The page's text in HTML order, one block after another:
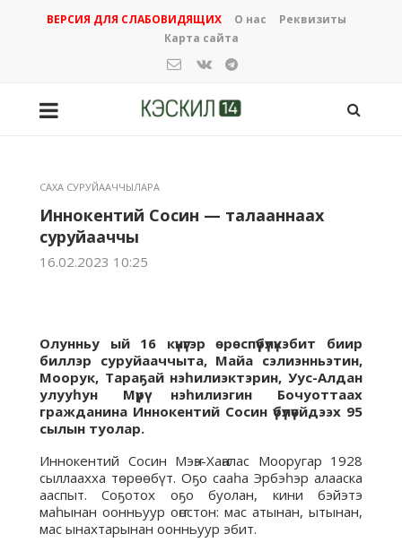
ВЕРСИЯ ДЛЯ СЛАБОВИДЯЩИХ О нас
Реквизиты
Карта сайта
САХА СУРУЙААЧЧЫЛАРА
Иннокентий Сосин — талааннаах
суруйааччы
16.02.2023 10:25
Олунньу ый 16 күнүгэр өрөспүүбүлүкэбит биир
биллэр суруйааччыта, Майа сэлиэнньэтин,
Моорук, Тараҕай нэһилиэктэрин, Уус-Алдан
улууһун Мүрү нэһилиэгин Бочуоттаах
гражданина Иннокентий Сосин үбүлүөйдээх 95
сылын туолар.
Иннокентий Сосин Мэҥэ-Хаҥалас Мооругар 1928
сыллаахха төрөөбүт. Оҕо сааһа Эрбэһэр алааска
ааспыт. Соҕотох оҕо буолан, кини бэйэтэ
маһынан оонньуур оҥостон: мас атынан, ытынан,
мас ынахтарынан оонньуур эбит.